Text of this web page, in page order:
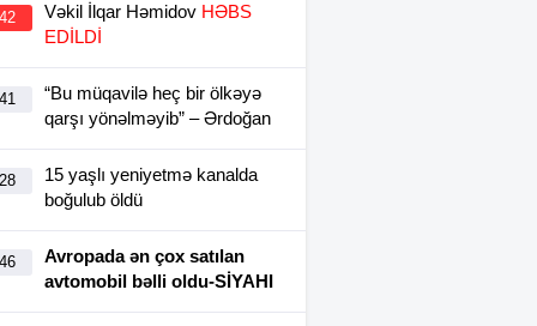
Vəkil İlqar Həmidov HƏBS
EDİLDİ
“Bu müqavilə heç bir ölkəyə
qarşı yönəlməyib” – Ərdoğan
15 yaşlı yeniyetmə kanalda
boğulub öldü
Avropada ən çox satılan
avtomobil bəlli oldu-SİYAHI